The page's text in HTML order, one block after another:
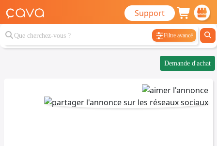
Support
Filtre avancé
Demande d'achat